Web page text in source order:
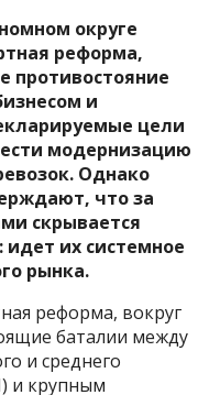
округе
реформа,
противостояние
и
цели
модернизацию
Однако
что за
скрывается
идет их системное
рынка.
реформа, вокруг
баталии между
и среднего
и крупным